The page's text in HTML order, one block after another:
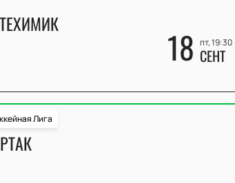
18 пт, 19:30
СЕНТ
Лига